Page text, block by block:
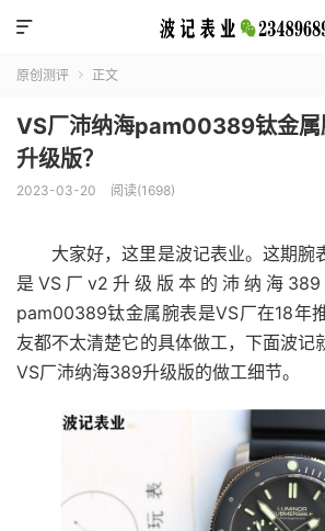

原创测评  正文
VS厂沛纳海pam00389钛金属
升级版？
2023-03-20 阅读(1698)
大家好，这里是波记表业。这期腕
是VS厂v2升级版本的沛纳海
pam00389钛金属腕表是VS厂在18年
友都不太清楚它的具体做工，下面波记
VS厂沛纳海389升级版的做工细节。